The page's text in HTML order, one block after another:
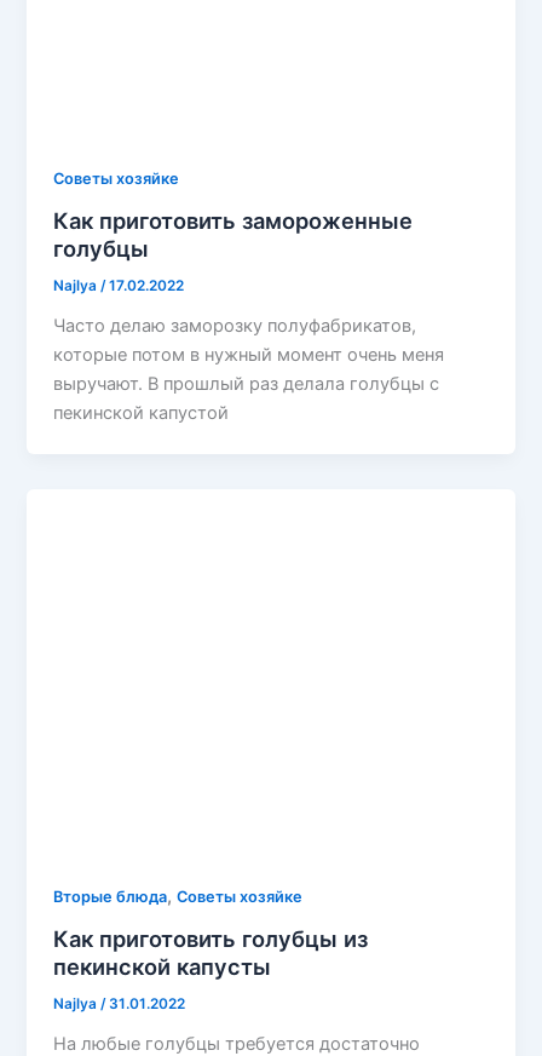
Советы хозяйке
Как приготовить замороженные
голубцы
Najlya/17.02.2022
Часто делаю заморозку полуфабрикатов,
которые потом в нужный момент очень меня
выручают. В прошлый раз делала голубцы с
пекинской капустой
Вторые блюда,Советы хозяйке
Как приготовить голубцы из
пекинской капусты
Najlya /31.01.2022
На любые голубцы требуется достаточно